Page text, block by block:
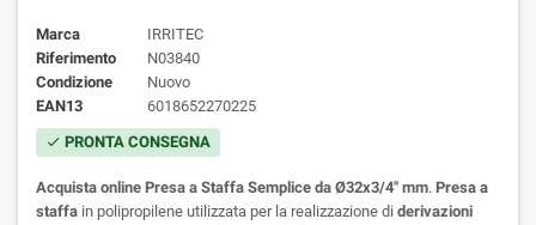
Marca
IRRITEC
Riferimento
N03840
Condizione
Nuovo
EAN13
6018652270225
check PRONTA CONSEGNA
Acquista online Presa a Staffa Semplice da Ø32x3/4" mm. Presa a
staffa in polipropilene utilizzata per la realizzazione di derivazioni